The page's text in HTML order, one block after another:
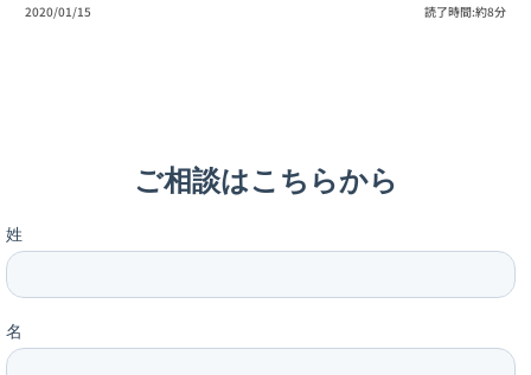
2020/01/15 読了時間:約8分